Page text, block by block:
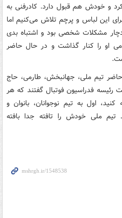
و خودش هم قبول دارد. کادرفنی به
این لباس و پرچم تلاش می‌کنیم اما
مشکلات شخصی بود و اشتباه بدی
او را کنار گذاشت و در حال حاضر
حاضر تیم ملی، جهانبخش، طارمی، حاج
فدراسیون فوتبال گفتند که هر
اول به تیم نوجوانان، بانوان و
ملی خودش را تافته جدا بافته